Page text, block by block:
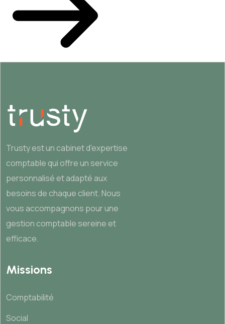
Trusty est un cabinet d'expertise
comptable qui offre un service
personnalisé et adapté aux
besoins de chaque client. Nous
vous accompagnons pour une
gestion comptable sereine et
efficace.
Missions
Comptabilité
Social